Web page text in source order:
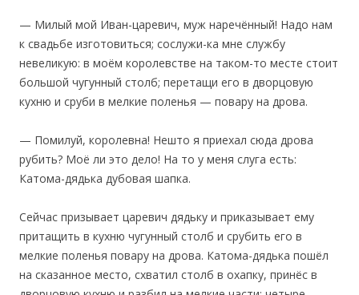
— Милый мой Иван-царевич, муж наречённый! Надо нам
к свадьбе изготовиться; сослужи-ка мне службу
невеликую: в моём королевстве на таком-то месте стоит
большой чугунный столб; перетащи его в дворцовую
кухню и сруби в мелкие поленья — повару на дрова.
— Помилуй, королевна! Нешто я приехал сюда дрова
рубить? Моё ли это дело! На то у меня слуга есть:
Катома-дядька дубовая шапка.
Сейчас призывает царевич дядьку и приказывает ему
притащить в кухню чугунный столб и срубить его в
мелкие поленья повару на дрова. Катома-дядька пошёл
на сказанное место, схватил столб в охапку, принёс в